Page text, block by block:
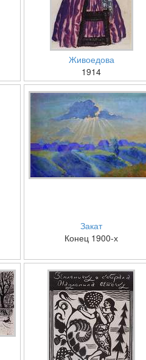
Живоедова
1914
Закат
Конец 1900-х